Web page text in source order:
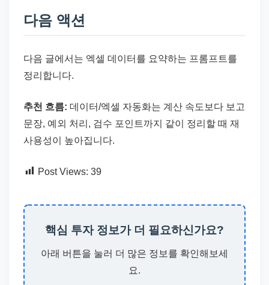
다음 액션
다음 글에서는 엑셀 데이터를 요약하는 프롬프트를
정리합니다.
추천 흐름: 데이터/엑셀 자동화는 계산 속도보다 보고
문장, 예외 처리, 검수 포인트까지 같이 정리할 때 재
사용성이 높아집니다.
Post Views: 39
핵심 투자 정보가 더 필요하신가요?
아래 버튼을 눌러 더 많은 정보를 확인해보세
요.